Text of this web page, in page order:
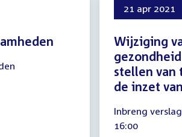
21 apr 2021
Wijziging
stellen van
de inzet
april
2021
Inbreng
Tijd
16:00